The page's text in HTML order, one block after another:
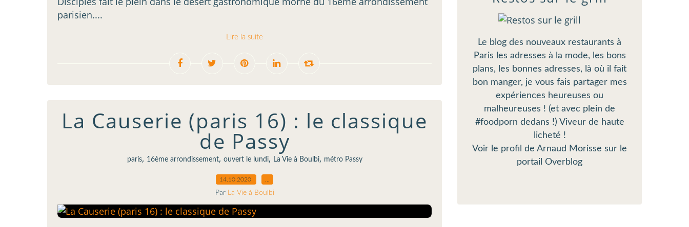
parisien....
Lire la suite
La Causerie (paris 16) : le classique
de Passy
paris, 16ème arrondissement, ouvert le lundi, La Vie à Boulbi, métro Passy
14.10.2020
Par La Vie à Boulbi
Le blog des nouveaux restaurants à
Paris les adresses à la mode, les bons
plans, les bonnes adresses, là où il fait
bon manger, je vous fais partager mes
expériences heureuses ou
malheureuses ! (et avec plein de
#foodporn dedans !) Viveur de haute
licheté !
Voir le profil de Arnaud Morisse sur le
portail Overblog